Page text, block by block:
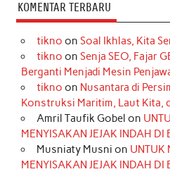
KOMENTAR TERBARU
tikno on Soal Ikhlas, Kita
tikno on Senja SEO, Fajar
Berganti Menjadi Mesin
tikno on Nusantara di
Konstruksi Maritim, Laut Kita,
Amril Taufik Gobel on
MENYISAKAN JEJAK INDAH DI
Musniaty Musni on UNTUK
MENYISAKAN JEJAK INDAH DI